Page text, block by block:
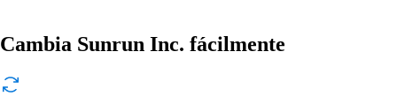
Cambia Sunrun Inc. fácilmente